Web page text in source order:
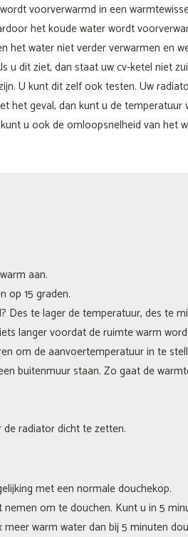
voorverwarmd in een
het koude water wordt
het water niet verder verwarmen en
u dit ziet, dan staat uw cv-ketel niet
U kunt dit zelf ook testen. Uw
het geval, dan kunt u de temperatuur
u ook de omloopsnelheid van het
aan.
op 15 graden.
Des te lager de temperatuur, des te
langer voordat de ruimte warm
om de aanvoertemperatuur in te
buitenmuur staan. Zo gaat de
radiator dicht te zetten.
met een normale douchekop.
om te douchen. Kunt u in 5
warm water dan bij 5 minuten